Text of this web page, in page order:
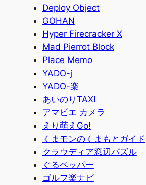
Deploy Object
GOHAN
Hyper Firecracker X
Mad Pierrot Block
Place Memo
YADO-j
YADO-楽
あいのりTAXI
アマビエ カメラ
えり萌えGo!
くまモンのくまもとガイド
クラウディア窓辺パズル
ぐるペッパー
ゴルフ楽ナビ